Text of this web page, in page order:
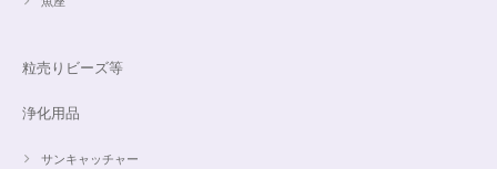
粒売りビーズ等
浄化用品
サンキャッチャー